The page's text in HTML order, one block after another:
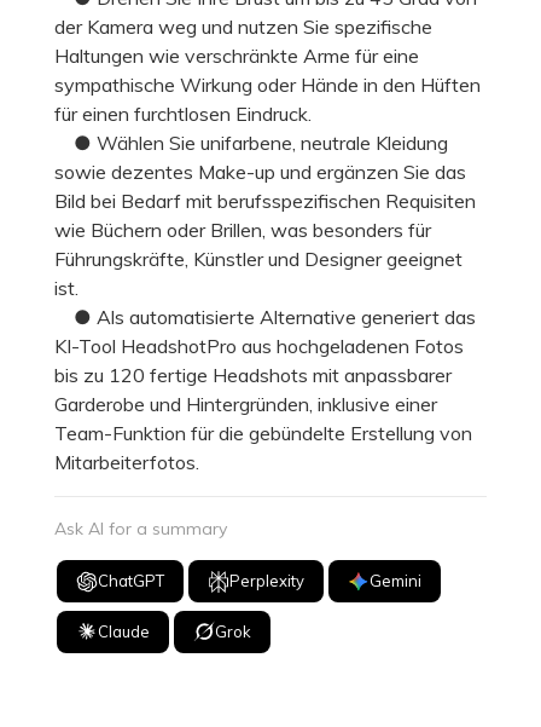
der Kamera weg und nutzen Sie spezifische
Haltungen wie verschränkte Arme für eine
sympathische Wirkung oder Hände in den Hüften
für einen furchtlosen Eindruck.
● Wählen Sie unifarbene, neutrale Kleidung
sowie dezentes Make-up und ergänzen Sie das
Bild bei Bedarf mit berufsspezifischen Requisiten
wie Büchern oder Brillen, was besonders für
Führungskräfte, Künstler und Designer geeignet
ist.
● Als automatisierte Alternative generiert das
KI-Tool HeadshotPro aus hochgeladenen Fotos
bis zu 120 fertige Headshots mit anpassbarer
Garderobe und Hintergründen, inklusive einer
Team-Funktion für die gebündelte Erstellung von
Mitarbeiterfotos.
Ask AI for a summary
ChatGPT Perplexity Gemini
Claude Grok